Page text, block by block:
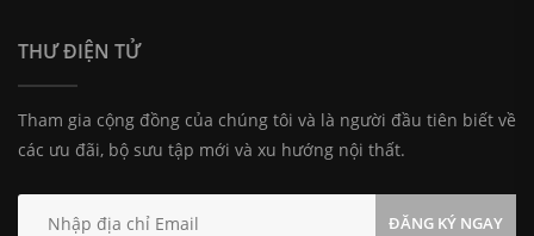
THƯ ĐIỆN TỬ
Tham gia cộng đồng của chúng tôi và là người đầu tiên biết về
các ưu đãi, bộ sưu tập mới và xu hướng nội thất.
ĐĂNG KÝ NGAY